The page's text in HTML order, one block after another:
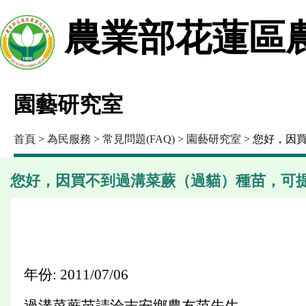
農業部花蓮區
園藝研究室
首頁 > 為民服務 > 常見問題(FAQ) > 園藝研究室 > 您好，因
您好，因買不到過溝菜蕨（過貓）種苗，可
年份: 2011/07/06